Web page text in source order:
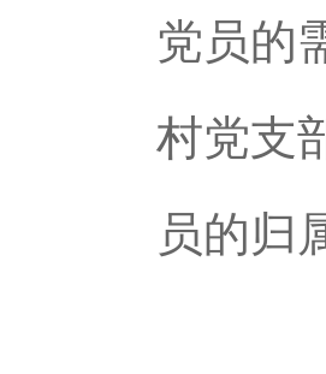
党员的
村党支
员的归